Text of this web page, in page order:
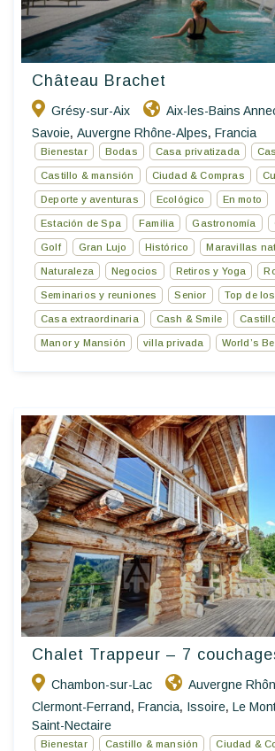
Château Brachet
Grésy-sur-Aix
Aix-les-Bains
Savoie, Auvergne Rhône-Alpes, Francia
Bienestar Bodas Casa privatizada
Castillo & mansión Ciudad & Compras
Deporte y aventuras Ecológico En moto
Estación de Spa Familia Gastronomía
Golf Gran Lujo Histórico Maravillas
Naturaleza Negocios Retiros y Yoga
Seminarios y reuniones Senior Top de
Casa extraordinaria Cash & Smile
Manor y Mansión villa privada World’s
Chalet Trappeur – 7
Chambon-sur-Lac Auvergne
Clermont-Ferrand , Francia, Issoire, Le
Saint-Nectaire
Bienestar Castillo & mansión Ciudad &